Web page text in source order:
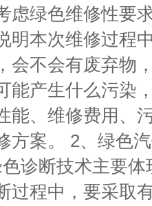
虑绿色维修性要
明本次维修过程
会不会有废弃物
能产生什么污染
能、维修费用、
方案。 2、绿色
诊断技术主要
过程中，要采取